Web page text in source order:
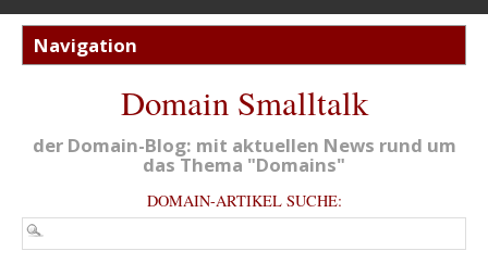
Domain Smalltalk
der Domain-Blog: mit aktuellen News rund um
das Thema "Domains"
DOMAIN-ARTIKEL SUCHE: